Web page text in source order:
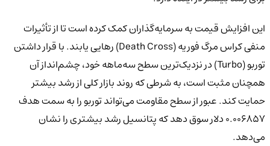
این افزایش قیمت به سرمایه‌گذاران کمک کرده است تا از تأثیرات
منفی کراس مرگ فوریه (Death Cross) رهایی یابند. با قرار داشتن
توربو (Turbo) در نزدیک‌ترین سطح سه‌ماهه خود، چشم‌انداز آن
همچنان مثبت است، به شرطی که روند بازار کلی از رشد بیشتر
حمایت کند. عبور از سطح مقاومت می‌تواند توربو را به سمت هدف
0.006857 دلار سوق دهد که پتانسیل رشد بیشتری را نشان
می‌دهد.